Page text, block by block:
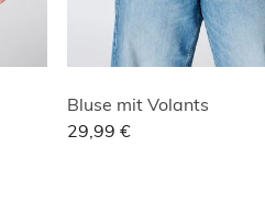
Bluse mit Volants
29,99 €